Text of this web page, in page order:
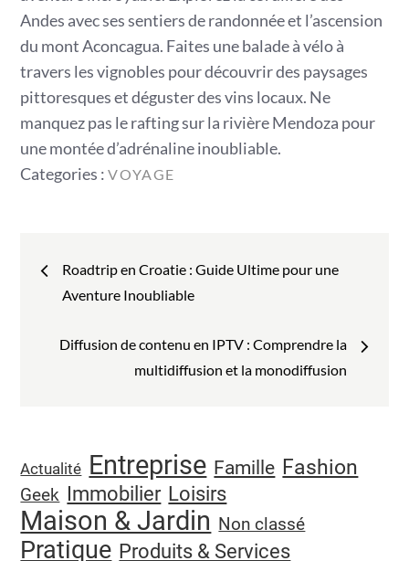
Andes avec ses sentiers de randonnée et l’ascension
du mont Aconcagua. Faites une balade à vélo à
travers les vignobles pour découvrir des paysages
pittoresques et déguster des vins locaux. Ne
manquez pas le rafting sur la rivière Mendoza pour
une montée d’adrénaline inoubliable.
Categories
Categories :VOYAGE
Navigation
l’article
Roadtrip en Croatie : Guide Ultime pour une
Aventure Inoubliable
Diffusion de contenu en IPTV : Comprendre la
multidiffusion et la monodiffusion
Actualité Entreprise Famille Fashion
Geek Immobilier Loisirs
Maison & Jardin Non classé
Pratique Produits & Services